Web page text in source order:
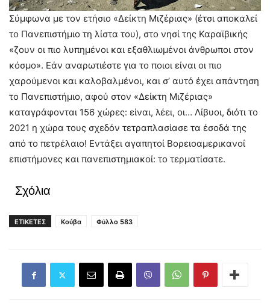
Σύμφωνα με τον ετήσιο «Δείκτη Μιζέριας» (έτσι αποκαλεί
το Πανεπιστήμιο τη λίστα του), στο νησί της Καραϊβικής
«ζουν οι πιο λυπημένοι και εξαθλιωμένοι άνθρωποι στον
κόσμο». Εάν αναρωτιέστε για το ποιοι είναι οι πιο
χαρούμενοι και καλοβαλμένοι, και σ’ αυτό έχει απάντηση
το Πανεπιστήμιο, αφού στον «Δείκτη Μιζέριας»
καταγράφονται 156 χώρες: είναι, λέει, οι… Λίβυοι, διότι το
2021 η χώρα τους σχεδόν τετραπλασίασε τα έσοδά της
από το πετρέλαιο! Εντάξει αγαπητοί Βορειοαμερικανοί
επιστήμονες και πανεπιστημιακοί: το τερματίσατε.
Σχόλια
ΕΤΙΚΕΤΕΣ Κούβα Φύλλο 583